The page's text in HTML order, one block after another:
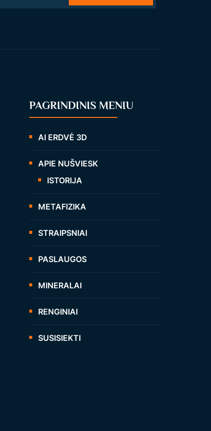
PAGRINDINIS MENIU
AI ERDVĖ 3D
APIE NUŠVIESK
ISTORIJA
METAFIZIKA
STRAIPSNIAI
PASLAUGOS
MINERALAI
RENGINIAI
SUSISIEKTI